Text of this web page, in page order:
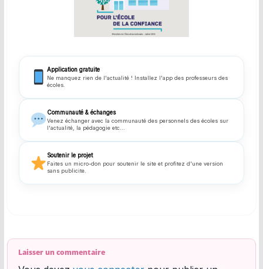
Application gratuite
Ne manquez rien de l'actualité ! Installez l'app des professeurs des
écoles.
Communauté & échanges
Venez échanger avec la communauté des personnels des écoles sur
l'actualité, la pédagogie etc...
Soutenir le projet
Faites un micro-don pour soutenir le site et profitez d'une version
sans publicite.
Laisser un commentaire